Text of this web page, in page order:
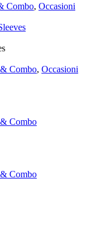
Combo, Occasioni
Combo, Occasioni
Combo
Combo